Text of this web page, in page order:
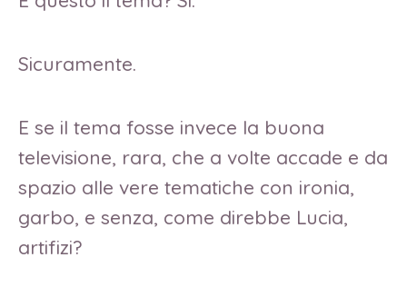
Sicuramente.
E se il tema fosse invece la buona
televisione, rara, che a volte accade e da
spazio alle vere tematiche con ironia,
garbo, e senza, come direbbe Lucia,
artifizi?